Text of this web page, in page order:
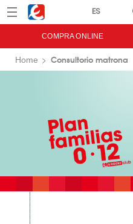
Menú Eroski
COMPRA ONLINE
Home Consultorio matrona